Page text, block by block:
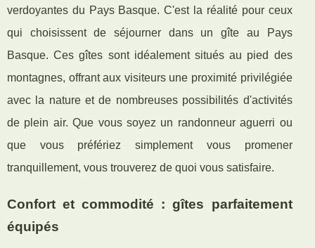
verdoyantes du Pays Basque. C'est la réalité pour ceux
qui choisissent de séjourner dans un gîte au Pays
Basque. Ces gîtes sont idéalement situés au pied des
montagnes, offrant aux visiteurs une proximité privilégiée
avec la nature et de nombreuses possibilités d'activités
de plein air. Que vous soyez un randonneur aguerri ou
que vous préfériez simplement vous promener
tranquillement, vous trouverez de quoi vous satisfaire.
Confort et commodité : gîtes parfaitement
équipés